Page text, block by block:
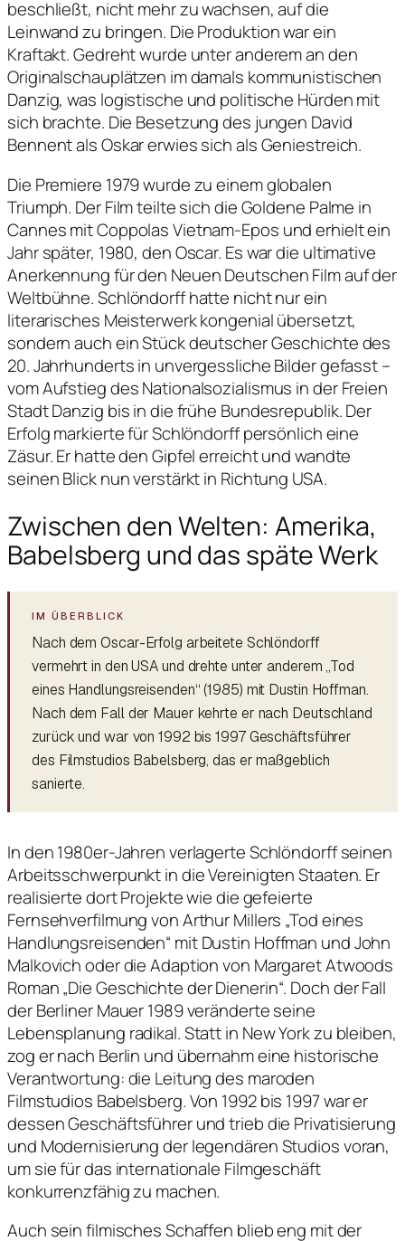
beschließt, nicht mehr zu wachsen, auf die
Leinwand zu bringen. Die Produktion war ein
Kraftakt. Gedreht wurde unter anderem an den
Originalschauplätzen im damals kommunistischen
Danzig, was logistische und politische Hürden mit
sich brachte. Die Besetzung des jungen David
Bennent als Oskar erwies sich als Geniestreich.
Die Premiere 1979 wurde zu einem globalen
Triumph. Der Film teilte sich die Goldene Palme in
Cannes mit Coppolas Vietnam-Epos und erhielt ein
Jahr später, 1980, den Oscar. Es war die ultimative
Anerkennung für den Neuen Deutschen Film auf der
Weltbühne. Schlöndorff hatte nicht nur ein
literarisches Meisterwerk kongenial übersetzt,
sondern auch ein Stück deutscher Geschichte des
20. Jahrhunderts in unvergessliche Bilder gefasst –
vom Aufstieg des Nationalsozialismus in der Freien
Stadt Danzig bis in die frühe Bundesrepublik. Der
Erfolg markierte für Schlöndorff persönlich eine
Zäsur. Er hatte den Gipfel erreicht und wandte
seinen Blick nun verstärkt in Richtung USA.
Zwischen den Welten: Amerika,
Babelsberg und das späte Werk
Nach dem Oscar-Erfolg arbeitete Schlöndorff
vermehrt in den USA und drehte unter anderem „Tod
eines Handlungsreisenden“ (1985) mit Dustin Hoffman.
Nach dem Fall der Mauer kehrte er nach Deutschland
zurück und war von 1992 bis 1997 Geschäftsführer
des Filmstudios Babelsberg, das er maßgeblich
sanierte.
In den 1980er-Jahren verlagerte Schlöndorff seinen
Arbeitsschwerpunkt in die Vereinigten Staaten. Er
realisierte dort Projekte wie die gefeierte
Fernsehverfilmung von Arthur Millers „Tod eines
Handlungsreisenden“ mit Dustin Hoffman und John
Malkovich oder die Adaption von Margaret Atwoods
Roman „Die Geschichte der Dienerin“. Doch der Fall
der Berliner Mauer 1989 veränderte seine
Lebensplanung radikal. Statt in New York zu bleiben,
zog er nach Berlin und übernahm eine historische
Verantwortung: die Leitung des maroden
Filmstudios Babelsberg. Von 1992 bis 1997 war er
dessen Geschäftsführer und trieb die Privatisierung
und Modernisierung der legendären Studios voran,
um sie für das internationale Filmgeschäft
konkurrenzfähig zu machen.
Auch sein filmisches Schaffen blieb eng mit der